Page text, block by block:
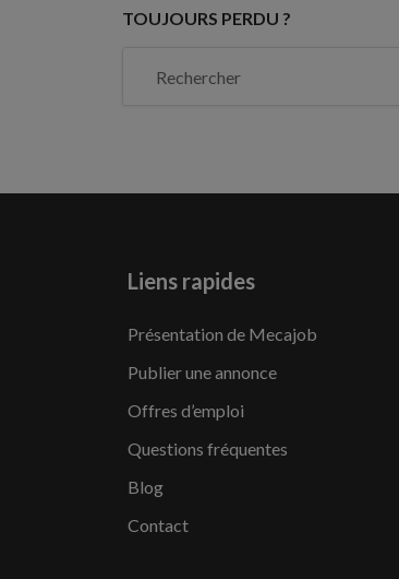
TOUJOURS PERDU ?
Liens rapides
Présentation de Mecajob
Publier une annonce
Offres d’emploi
Questions fréquentes
Blog
Contact